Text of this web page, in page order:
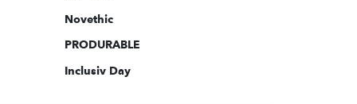
Novethic
PRODURABLE
Inclusiv Day